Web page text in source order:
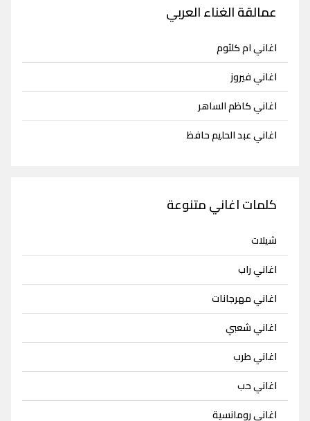
عمالقة الغناء العربي
اغاني ام كلثوم
اغاني فيروز
اغاني كاظم الساهر
اغاني عبد الحليم حافظ
كلمات اغاني متنوعة
شيلات
اغاني راب
اغاني مهرجانات
اغاني شعبي
اغاني طرب
اغاني حب
اغاني رومانسية